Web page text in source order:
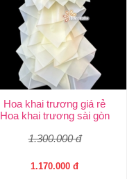
Hoa khai trương giá rẻ
Hoa khai trương sài gòn
1.300.000 đ
1.170.000 đ